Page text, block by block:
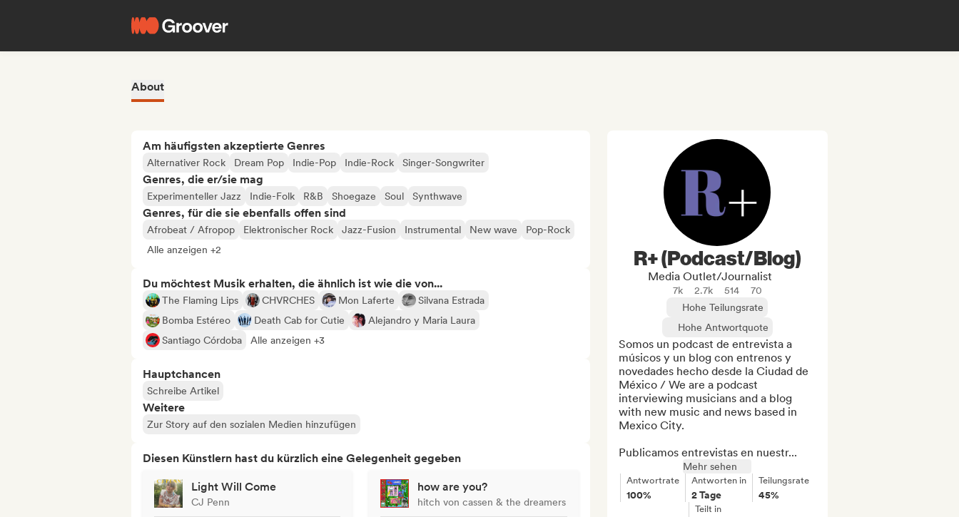
About
Am häufigsten akzeptierte Genres
Alternativer Rock Dream Pop Indie-Pop Indie-Rock Singer-Songwriter
Genres, die er/sie mag
Experimenteller Jazz Indie-Folk R&B Shoegaze Soul Synthwave
Genres, für die sie ebenfalls offen sind
Afrobeat / Afropop Elektronischer Rock Jazz-Fusion Instrumental New wave
Pop-Rock
Alle anzeigen +2
Du möchtest Musik erhalten, die ähnlich ist wie die von...
The Flaming Lips CHVRCHES Mon Laferte
Silvana Estrada
Bomba Estéreo
Death Cab for Cutie
Alejandro y Maria Laura
Santiago Córdoba
Alle anzeigen +3
Hauptchancen
Schreibe Artikel
Weitere
Zur Story auf den sozialen Medien hinzufügen
Diesen Künstlern hast du kürzlich eine Gelegenheit gegeben
Light Will Come
CJ Penn
how are you?
hitch von cassen & the dreamers
R+ (Podcast/Blog)
Media Outlet/Journalist
7k 2.7k 514
70
Hohe Teilungsrate
Hohe Antwortquote
Somos un podcast de entrevista a
músicos y un blog con entrenos y
novedades hecho desde la Ciudad de
México / We are a podcast
interviewing musicians and a blog
with new music and news based in
Mexico City.
Publicamos entrevistas en nuestr...
Mehr sehen
Antwortrate
100%
Antworten in
2 Tage
Teilungsrate
45%
Teilt in